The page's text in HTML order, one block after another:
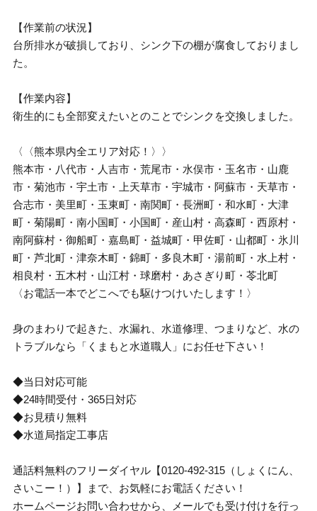
【作業前の状況】
台所排水が破損しており、シンク下の棚が腐食しておりまし
た。
【作業内容】
衛生的にも全部変えたいとのことでシンクを交換しました。
〈〈熊本県内全エリア対応！〉〉
熊本市・八代市・人吉市・荒尾市・水俣市・玉名市・山鹿
市・菊池市・宇土市・上天草市・宇城市・阿蘇市・天草市・
合志市・美里町・玉東町・南関町・長洲町・和水町・大津
町・菊陽町・南小国町・小国町・産山村・高森町・西原村・
南阿蘇村・御船町・嘉島町・益城町・甲佐町・山都町・氷川
町・芦北町・津奈木町・錦町・多良木町・湯前町・水上村・
相良村・五木村・山江村・球磨村・あさぎり町・苓北町
〈お電話一本でどこへでも駆けつけいたします！〉
身のまわりで起きた、水漏れ、水道修理、つまりなど、水の
トラブルなら「くまもと水道職人」にお任せ下さい！
◆当日対応可能
◆24時間受付・365日対応
◆お見積り無料
◆水道局指定工事店
通話料無料のフリーダイヤル【0120-492-315（しょくにん、
さいこー！）】まで、お気軽にお電話ください！
ホームページお問い合わせから、メールでも受け付けを行っ